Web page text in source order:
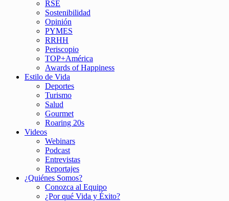
RSE
Sostenibilidad
Opinión
PYMES
RRHH
Periscopio
TOP+América
Awards of Happiness
Estilo de Vida
Deportes
Turismo
Salud
Gourmet
Roaring 20s
Videos
Webinars
Podcast
Entrevistas
Reportajes
¿Quiénes Somos?
Conozca al Equipo
¿Por qué Vida y Éxito?